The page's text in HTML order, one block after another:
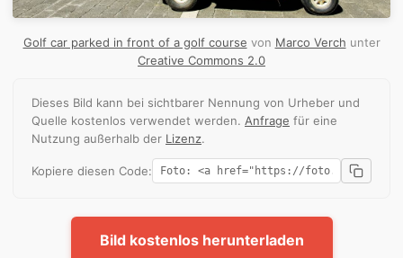
Golf car parked in front of a golf course von Marco Verch unter
Creative Commons 2.0
Dieses Bild kann bei sichtbarer Nennung von Urheber und
Quelle kostenlos verwendet werden. Anfrage für eine
Nutzung außerhalb der Lizenz.
Kopiere diesen Code:
Bild kostenlos herunterladen